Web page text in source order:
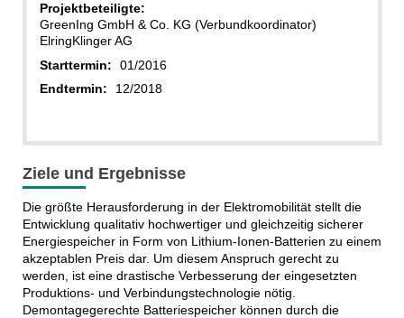
Projektbeteiligte:
GreenIng GmbH & Co. KG (Verbundkoordinator)
ElringKlinger AG
Starttermin:
01/2016
Endtermin:
12/2018
Ziele und Ergebnisse
Die größte Herausforderung in der Elektromobilität stellt die
Entwicklung qualitativ hochwertiger und gleichzeitig sicherer
Energiespeicher in Form von Lithium-Ionen-Batterien zu einem
akzeptablen Preis dar. Um diesem Anspruch gerecht zu
werden, ist eine drastische Verbesserung der eingesetzten
Produktions- und Verbindungstechnologie nötig.
Demontagegerechte Batteriespeicher können durch die